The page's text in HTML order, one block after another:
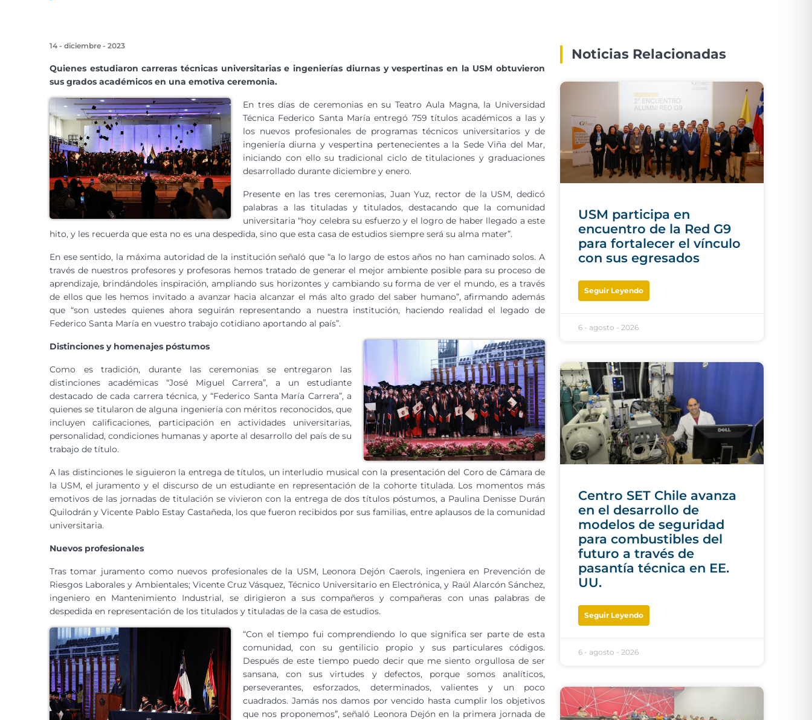
14 - diciembre - 2023
Quienes estudiaron carreras técnicas universitarias e ingenierías diurnas y vespertinas en la USM obtuvieron
sus grados académicos en una emotiva ceremonia.
En tres días de ceremonias en su Teatro Aula Magna, la Universidad
Técnica Federico Santa María entregó 759 títulos académicos a las y
los nuevos profesionales de programas técnicos universitarios y de
ingeniería diurna y vespertina pertenecientes a la Sede Viña del Mar,
iniciando con ello su tradicional ciclo de titulaciones y graduaciones
desarrollado durante diciembre y enero.
Presente en las tres ceremonias, Juan Yuz, rector de la USM, dedicó
palabras a las tituladas y titulados, destacando que la comunidad
universitaria “hoy celebra su esfuerzo y el logro de haber llegado a este
hito, y les recuerda que esta no es una despedida, sino que esta casa de estudios siempre será su alma mater”.
En ese sentido, la máxima autoridad de la institución señaló que “a lo largo de estos años no han caminado solos. A
través de nuestros profesores y profesoras hemos tratado de generar el mejor ambiente posible para su proceso de
aprendizaje, brindándoles inspiración, ampliando sus horizontes y cambiando su forma de ver el mundo, es a través
de ellos que les hemos invitado a avanzar hacia alcanzar el más alto grado del saber humano”, afirmando además
que “son ustedes quienes ahora seguirán representando a nuestra institución, haciendo realidad el legado de
Federico Santa María en vuestro trabajo cotidiano aportando al país”.
Distinciones y homenajes póstumos
Como es tradición, durante las ceremonias se entregaron las
distinciones académicas “José Miguel Carrera”, a un estudiante
destacado de cada carrera técnica, y “Federico Santa María Carrera”, a
quienes se titularon de alguna ingeniería con méritos reconocidos, que
incluyen calificaciones, participación en actividades universitarias,
personalidad, condiciones humanas y aporte al desarrollo del país de su
trabajo de título.
A las distinciones le siguieron la entrega de títulos, un interludio musical con la presentación del Coro de Cámara de
la USM, el juramento y el discurso de un estudiante en representación de la cohorte titulada. Los momentos más
emotivos de las jornadas de titulación se vivieron con la entrega de dos títulos póstumos, a Paulina Denisse Durán
Quilodrán y Vicente Pablo Estay Castañeda, los que fueron recibidos por sus familias, entre aplausos de la comunidad
universitaria.
Nuevos profesionales
Tras tomar juramento como nuevos profesionales de la USM, Leonora Dejón Caerols, ingeniera en Prevención de
Riesgos Laborales y Ambientales; Vicente Cruz Vásquez, Técnico Universitario en Electrónica, y Raúl Alarcón Sánchez,
ingeniero en Mantenimiento Industrial, se dirigieron a sus compañeros y compañeras con unas palabras de
despedida en representación de los titulados y tituladas de la casa de estudios.
“Con el tiempo fui comprendiendo lo que significa ser parte de esta
comunidad, con su gentilicio propio y sus particulares códigos.
Después de este tiempo puedo decir que me siento orgullosa de ser
sansana, con sus virtudes y defectos, porque somos analíticos,
perseverantes, esforzados, determinados, valientes y un poco
cuadrados. Jamás nos damos por vencido hasta cumplir los objetivos
que nos proponemos”, señaló Leonora Dejón en la primera jornada de
Noticias Relacionadas
USM participa en
encuentro de la Red G9
para fortalecer el vínculo
con sus egresados
Seguir Leyendo
6 - agosto - 2026
Centro SET Chile avanza
en el desarrollo de
modelos de seguridad
para combustibles del
futuro a través de
pasantía técnica en EE.
UU.
Seguir Leyendo
6 - agosto - 2026